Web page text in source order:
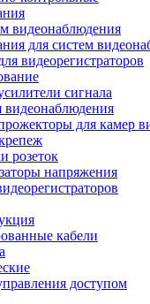
видеонаблюдения
для систем
видеорегистраторов
сигнала
для камер
розеток
напряжения
кабели
доступом